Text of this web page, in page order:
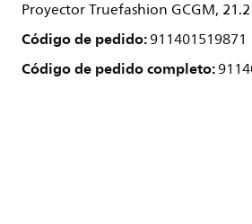
Proyector Truefashion GCGM,
Código de pedido:911401519871
Código de pedido completo: